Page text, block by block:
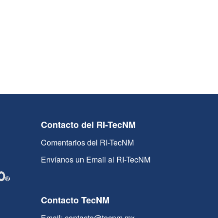
Contacto del RI-TecNM
Comentarios del RI-TecNM
Envíanos un Email al RI-TecNM
Contacto TecNM